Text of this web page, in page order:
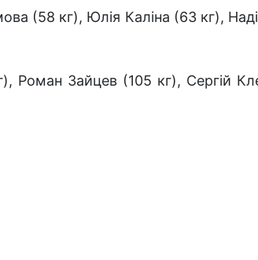
(58 кг), Юлія Каліна (63 кг),
Зайцев (105 кг), Сергій